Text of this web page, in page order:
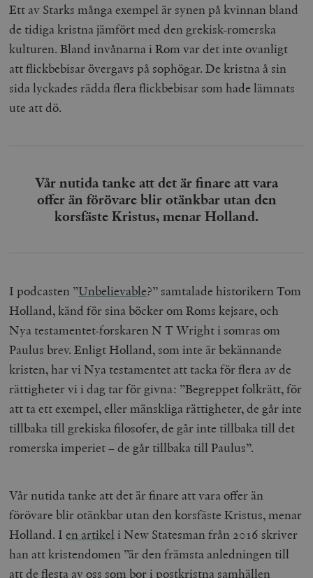
Ett av Starks många exempel är synen på kvinnan bland
de tidiga kristna jämfört med den grekisk-romerska
kulturen. Bland invånarna i Rom var det inte ovanligt
att flickbebisar övergavs på sophögar. De kristna å sin
sida lyckades rädda flera flickbebisar som hade lämnats
ute att dö.
Vår nutida tanke att det är finare att vara
offer än förövare blir otänkbar utan den
korsfäste Kristus, menar Holland.
I podcasten ”Unbelievable?” samtalade historikern Tom
Holland, känd för sina böcker om Roms kejsare, och
Nya testamentet-forskaren N T Wright i somras om
Paulus brev. Enligt Holland, som inte är bekännande
kristen, har vi Nya testamentet att tacka för flera av de
rättigheter vi i dag tar för givna: ”Begreppet folkrätt, för
att ta ett exempel, eller mänskliga rättigheter, de går inte
tillbaka till grekiska filosofer, de går inte tillbaka till det
romerska imperiet – de går tillbaka till Paulus”.
Vår nutida tanke att det är finare att vara offer än
förövare blir otänkbar utan den korsfäste Kristus, menar
Holland. Ien artikeli New Statesman från 2016 skriver
han att kristendomen ”är den främsta anledningen till
att de flesta av oss som bor i postkristna samhällen